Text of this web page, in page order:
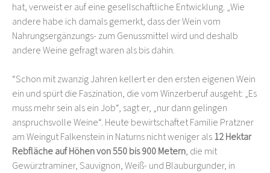
hat, verweist er auf eine gesellschaftliche Entwicklung. „Wie
andere habe ich damals gemerkt, dass der Wein vom
Nahrungsergänzungs- zum Genussmittel wird und deshalb
andere Weine gefragt waren als bis dahin.
“Schon mit zwanzig Jahren kellert er den ersten eigenen Wein
ein und spürt die Faszination, die vom Winzerberuf ausgeht: „Es
muss mehr sein als ein Job“, sagt er, „nur dann gelingen
anspruchsvolle Weine“. Heute bewirtschaftet Familie Pratzner
am Weingut Falkenstein in Naturns nicht weniger als12 Hektar
Rebfläche auf Höhen von 550 bis 900 Metern, die mit
Gewürztraminer, Sauvignon, Weiß- und Blauburgunder, in